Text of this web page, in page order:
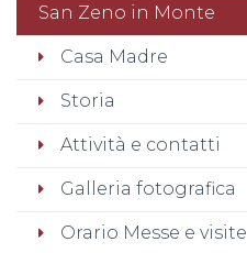
San Zeno in Monte
Casa Madre
Storia
Attività e contatti
Galleria fotografica
Orario Messe e visite